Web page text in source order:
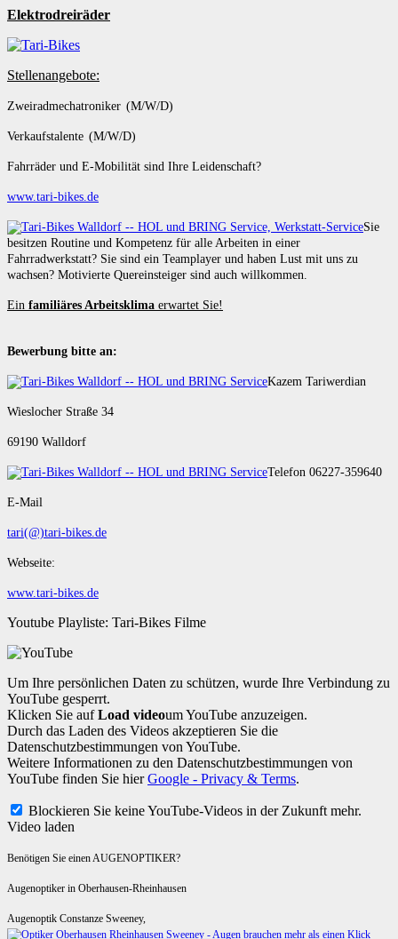
Elektrodreiräder
Stellenangebote:
Zweiradmechatroniker (M/W/D)
Verkaufstalente (M/W/D)
Fahrräder und E-Mobilität sind Ihre Leidenschaft?
www.tari-bikes.de
Sie
besitzen Routine und Kompetenz für alle Arbeiten in einer
Fahrradwerkstatt? Sie sind ein Teamplayer und haben Lust mit uns zu
wachsen? Motivierte Quereinsteiger sind auch willkommen.
Ein familiäres Arbeitsklima erwartet Sie!
Bewerbung bitte an:
Kazem Tariwerdian
Wieslocher Straße 34
69190 Walldorf
Telefon 06227-359640
E-Mail
tari(@)tari-bikes.de
Webseite:
www.tari-bikes.de
Youtube Playliste: Tari-Bikes Filme
Um Ihre persönlichen Daten zu schützen, wurde Ihre Verbindung zu
YouTube gesperrt.
Klicken Sie aufLoad videoum YouTube anzuzeigen.
Durch das Laden des Videos akzeptieren Sie die
Datenschutzbestimmungen von YouTube.
Weitere Informationen zu den Datenschutzbestimmungen von
YouTube finden Sie hierGoogle - Privacy & Terms.
Blockieren Sie keine YouTube-Videos in der Zukunft mehr.
Video laden
Benötigen Sie einen AUGENOPTIKER?
Augenoptiker in Oberhausen-Rheinhausen
Augenoptik Constanze Sweeney,